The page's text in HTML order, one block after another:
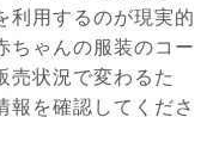
利用するのが現実的
ちゃんの服装のコー
売状況で変わるた
報を確認してくださ